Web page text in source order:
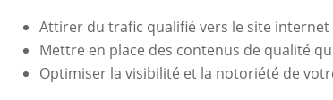
Attirer du trafic qualifié vers le site
Mettre en place des contenus de qualité
Optimiser la visibilité et la notoriété de